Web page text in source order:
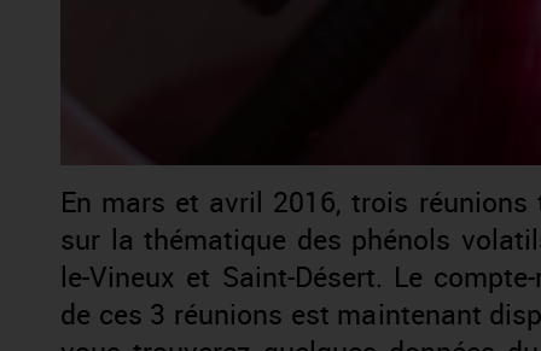
En mars et avril 2016, trois
sur la thématique des phénols
le-Vineux et Saint-Désert. Le
de ces 3 réunions est maintenant